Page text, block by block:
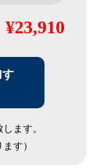
¥23,910
ます。
す）